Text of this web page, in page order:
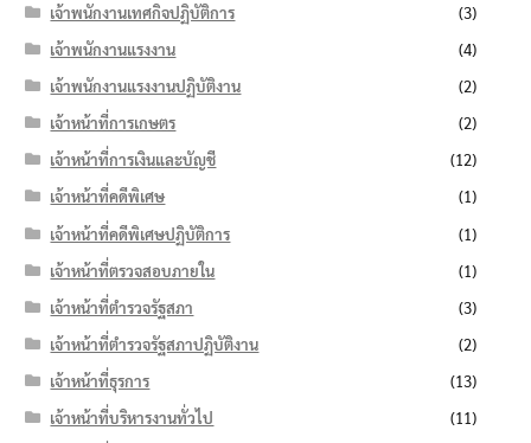
เจ้าพนักงานเทศกิจปฏิบัติการ
(3)
เจ้าพนักงานแรงงาน
(4)
เจ้าพนักงานแรงงานปฏิบัติงาน
(2)
เจ้าหน้าที่การเกษตร
(2)
เจ้าหน้าที่การเงินและบัญชี
(12)
เจ้าหน้าที่คดีพิเศษ
(1)
เจ้าหน้าที่คดีพิเศษปฏิบัติการ
(1)
เจ้าหน้าที่ตรวจสอบภายใน
(1)
เจ้าหน้าที่ตำรวจรัฐสภา
(3)
เจ้าหน้าที่ตำรวจรัฐสภาปฏิบัติงาน
(2)
เจ้าหน้าที่ธุรการ
(13)
เจ้าหน้าที่บริหารงานทั่วไป
(11)